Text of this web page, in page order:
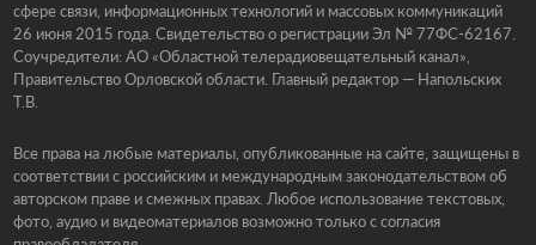
сфере связи, информационных технологий и массовых коммуникаций
26 июня 2015 года. Свидетельство о регистрации Эл № 77ФС-62167.
Соучредители: АО «Областной телерадиовещательный канал»,
Правительство Орловской области. Главный редактор — Напольских
Т.В.
Все права на любые материалы, опубликованные на сайте, защищены в
соответствии с российским и международным законодательством об
авторском праве и смежных правах. Любое использование текстовых,
фото, аудио и видеоматериалов возможно только с согласия